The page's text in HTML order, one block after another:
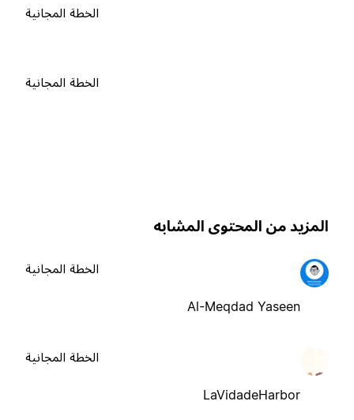
الخطة المجانية
الخطة المجانية
من المحتوى المشابه
Al-Meqdad Yaseen
الخطة المجانية
LaVidadeHarbor
الخطة المجانية